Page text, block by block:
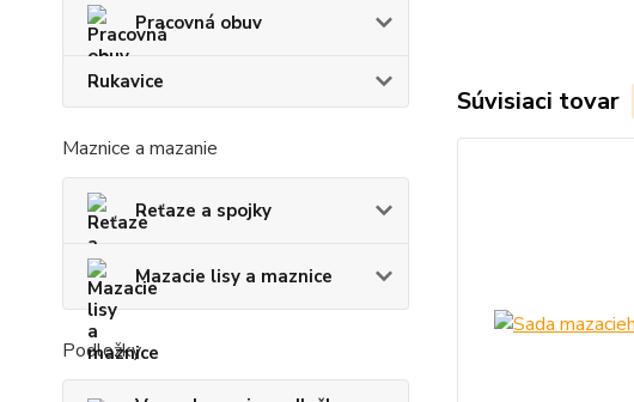
Pracovná obuv
Rukavice
Maznice a mazanie
Reťaze a spojky
Mazacie lisy a maznice
Podložky
Súvisiaci tovar